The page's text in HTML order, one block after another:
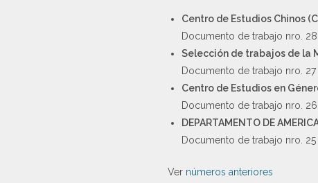
Centro de Estudios Chinos
Documento de trabajo nro. 28
Selección de trabajos de la
Documento de trabajo nro. 27
Centro de Estudios en
Documento de trabajo nro. 26
DEPARTAMENTO DE
Documento de trabajo nro. 25
Ver números anteriores